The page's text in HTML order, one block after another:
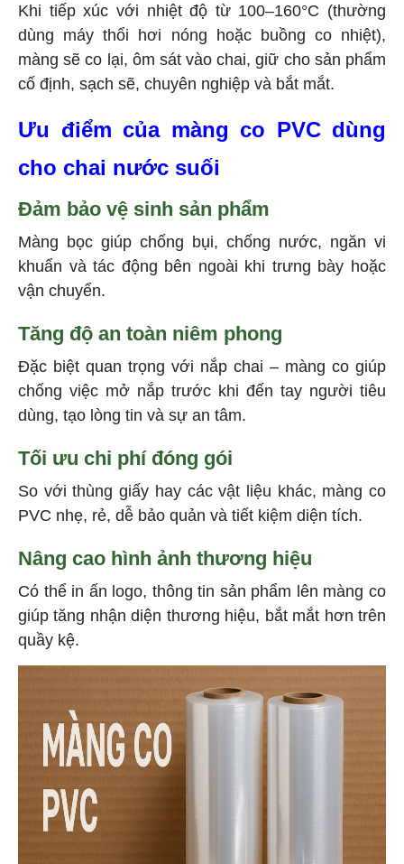
Khi tiếp xúc với nhiệt độ từ 100–160°C (thường
dùng máy thổi hơi nóng hoặc buồng co nhiệt),
màng sẽ co lại, ôm sát vào chai, giữ cho sản phẩm
cố định, sạch sẽ, chuyên nghiệp và bắt mắt.
Ưu điểm của màng co PVC dùng
cho chai nước suối
Đảm bảo vệ sinh sản phẩm
Màng bọc giúp chống bụi, chống nước, ngăn vi
khuẩn và tác động bên ngoài khi trưng bày hoặc
vận chuyển.
Tăng độ an toàn niêm phong
Đặc biệt quan trọng với nắp chai – màng co giúp
chống việc mở nắp trước khi đến tay người tiêu
dùng, tạo lòng tin và sự an tâm.
Tối ưu chi phí đóng gói
So với thùng giấy hay các vật liệu khác, màng co
PVC nhẹ, rẻ, dễ bảo quản và tiết kiệm diện tích.
Nâng cao hình ảnh thương hiệu
Có thể in ấn logo, thông tin sản phẩm lên màng co
giúp tăng nhận diện thương hiệu, bắt mắt hơn trên
quầy kệ.